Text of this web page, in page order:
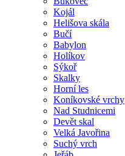
Kojál
Helišova skála
Bučí
Babylon
Holíkov
Sýkoř
Skalky
Horní les
Koníkovské vrchy
Nad Studnicemi
Devět skal
Velká Javořina
Suchý vrch